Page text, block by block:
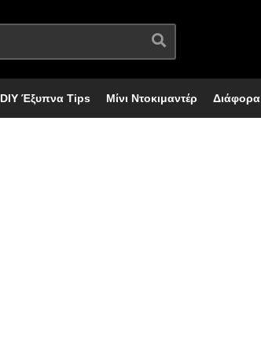
DIY Έξυπνα Tips Μίνι Ντοκιμαντέρ Διάφορα